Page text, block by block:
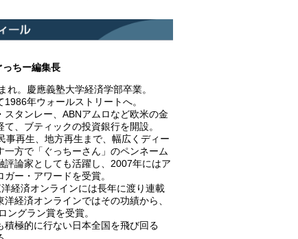
っちー編集長
れ。慶應義塾大学経済学部卒業。
1986年ウォールストリートへ。
スタンレー、ABNアムロなど欧米の金
て、ブティックの投資銀行を開設。
事再生、地方再生まで、幅広くディー
一方で「ぐっちーさん」のペンネーム
評論家としても活躍し、2007年にはア
ガー・アワードを受賞。
経済オンラインには長年に渡り連載
洋経済オンラインではその功績から、
ングラン賞を受賞。
積極的に行ない日本全国を飛び回る